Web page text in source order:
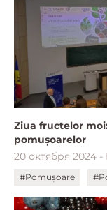
Ziua fructelor
pomușoarelor
20 октября 2024
#Pomușoare